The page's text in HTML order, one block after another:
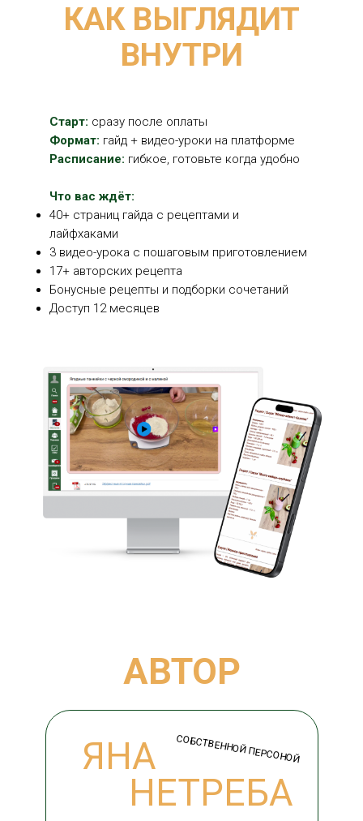
КАК ВЫГЛЯДИТ
ВНУТРИ
Старт: сразу после оплаты
Формат: гайд + видео-уроки на платформе
Расписание: гибкое, готовьте когда удобно
Что вас ждёт:
40+ страниц гайда с рецептами и
лайфхаками
3 видео-урока с пошаговым приготовлением
17+ авторских рецепта
Бонусные рецепты и подборки сочетаний
Доступ 12 месяцев
АВТОР
ЯНА
НЕТРЕБА
СОБСТВЕННОЙ ПЕРСОНОЙ